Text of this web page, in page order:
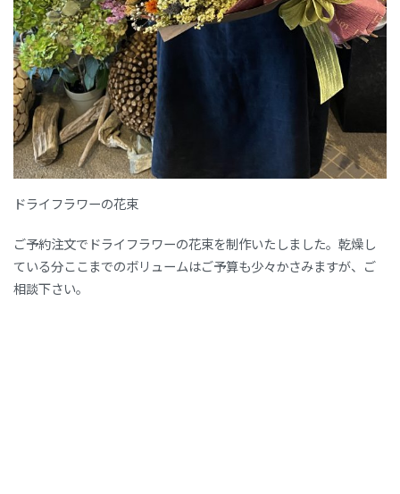
ドライフラワーの花束
ご予約注文でドライフラワーの花束を制作いたしました。乾燥し
ている分ここまでのボリュームはご予算も少々かさみますが、ご
相談下さい。